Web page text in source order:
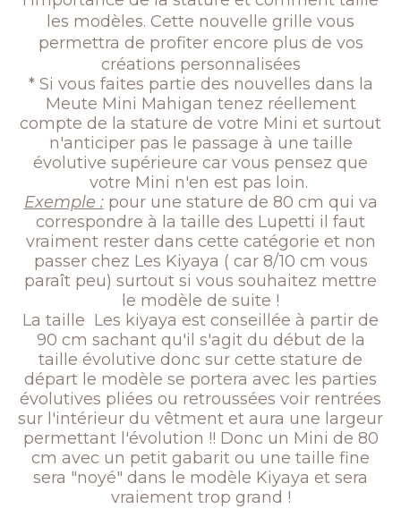
les modèles. Cette nouvelle grille vous
permettra de profiter encore plus de vos
créations personnalisées
* Si vous faites partie des nouvelles dans la
Meute Mini Mahigan tenez réellement
compte de la stature de votre Mini et surtout
n'anticiper pas le passage à une taille
évolutive supérieure car vous pensez que
votre Mini n'en est pas loin.
Exemple :pour une stature de 80 cm qui va
correspondre à la taille des Lupetti il faut
vraiment rester dans cette catégorie et non
passer chez Les Kiyaya ( car 8/10 cm vous
paraît peu) surtout si vous souhaitez mettre
le modèle de suite !
La taille Les kiyaya est conseillée à partir de
90 cm sachant qu'il s'agit du début de la
taille évolutive donc sur cette stature de
départ le modèle se portera avec les parties
évolutives pliées ou retroussées voir rentrées
sur l'intérieur du vêtment et aura une largeur
permettant l'évolution !! Donc un Mini de 80
cm avec un petit gabarit ou une taille fine
sera "noyé" dans le modèle Kiyaya et sera
vraiement trop grand !